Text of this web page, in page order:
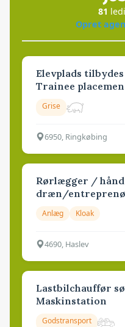
81
Opret
Elevplads
Trainee
Grise
6950, Ringkøbing
Rørlægger /
dræn/
Anlæg Kloak
4690, Haslev
Lastbilchauffør
Maskinstation
Godstransport